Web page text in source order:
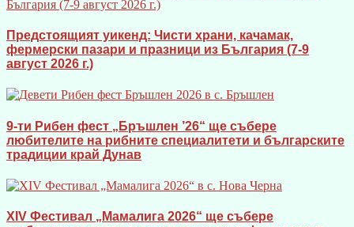
Предстоящият уикенд: Чисти храни, качамак,
фермерски пазари и празници из България (7-9
август 2026 г.)
9-ти Рибен фест „Бръшлен ’26“ ще събере
любителите на рибните специалитети и българските
традиции край Дунав
XIV Фестивал „Мамалига 2026“ ще събере